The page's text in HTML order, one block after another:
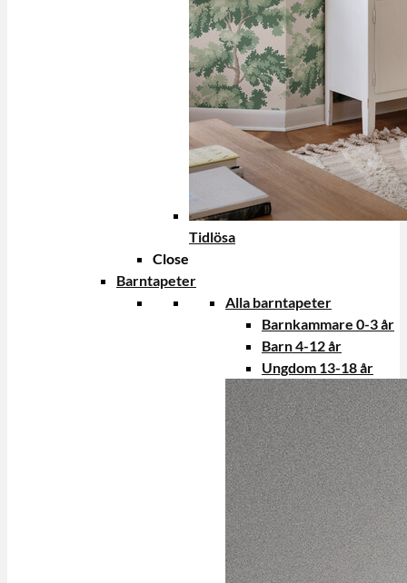
Tidlösa
Close
Barntapeter
Alla barntapeter
Barnkammare 0-3 år
Barn 4-12 år
Ungdom 13-18 år